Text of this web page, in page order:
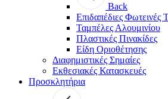
Back
Επιδαπέδιες Φωτεινές
Ταμπέλες Αλουμινίου
Πλαστικές Πινακίδες
Είδη Οριοθέτησης
Διαφημιστικές Σημαίες
Εκθεσιακές Κατασκευές
Προσκλητήρια